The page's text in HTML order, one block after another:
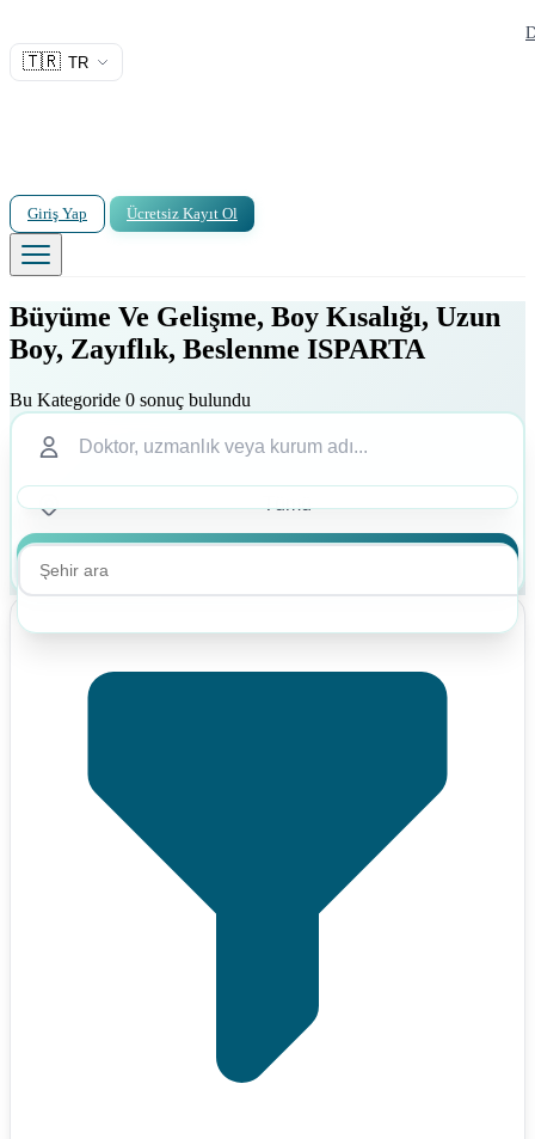
🇹🇷 TR
Giriş Yap Ücretsiz Kayıt Ol
Büyüme Ve Gelişme, Boy Kısalığı, Uzun
Boy, Zayıflık, Beslenme ISPARTA
Bu Kategoride 0 sonuç bulundu